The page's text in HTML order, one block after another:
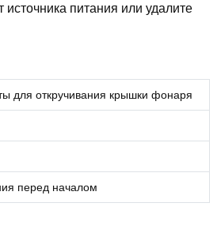
питания или удалите
для откручивания крышки фонаря
перед началом